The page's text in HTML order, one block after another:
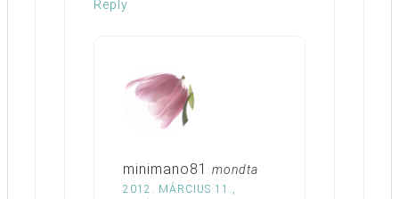
Reply
minimano81 mondta
2012. MÁRCIUS 11.,